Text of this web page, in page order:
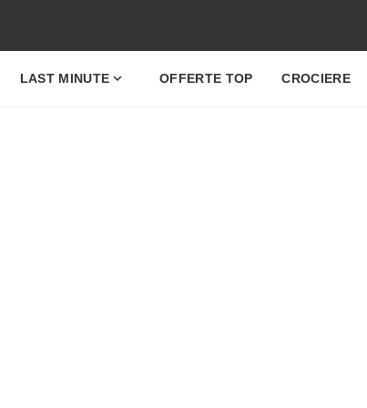
LAST MINUTE expand_more OFFERTE TOP CROCIERE